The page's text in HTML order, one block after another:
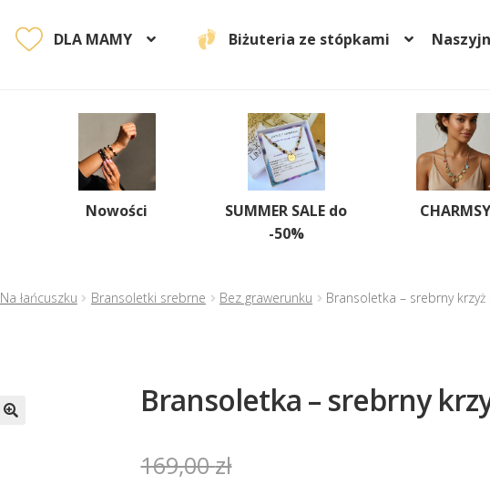
DLA MAMY Biżuteria ze stópkami
Nowości
SUMMER SALE do
-50%
CHARMSY
Na łańcuszku Bransoletki srebrne Bez grawerunku Bransoletka – srebrny krzyż
Bransoletka – srebrny
169,00zł